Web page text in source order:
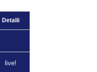
Detalii
live!